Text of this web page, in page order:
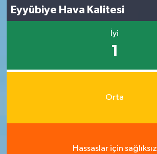
Eyyübiye Hava Kalitesi
İyi
1
Orta
Hassaslar için sağlıksız